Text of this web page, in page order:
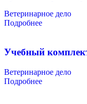
Ветеринарное дело
Подробнее
Учебный
Ветеринарное дело
Подробнее